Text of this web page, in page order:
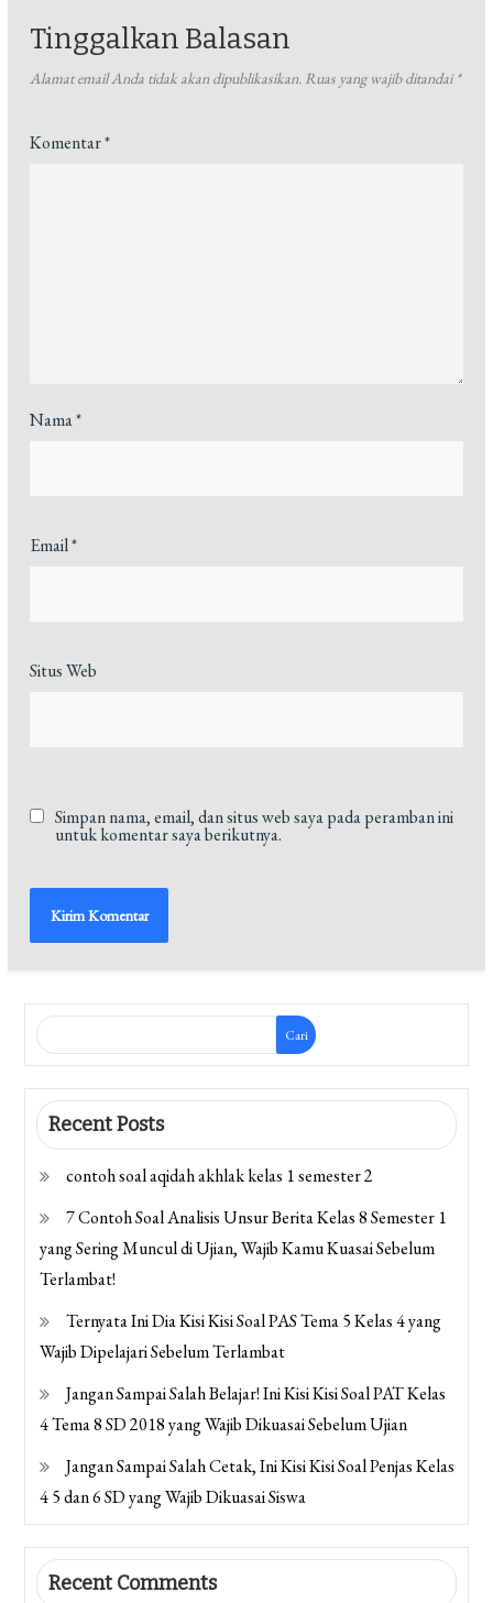
Tinggalkan Balasan
Alamat email Anda tidak akan dipublikasikan. Ruas yang wajib ditandai *
Komentar*
Nama*
Email*
Situs Web
Simpan nama, email, dan situs web saya pada peramban ini
untuk komentar saya berikutnya.
Cari
Recent Posts
contoh soal aqidah akhlak kelas 1 semester 2
7 Contoh Soal Analisis Unsur Berita Kelas 8 Semester 1
yang Sering Muncul di Ujian, Wajib Kamu Kuasai Sebelum
Terlambat!
Ternyata Ini Dia Kisi Kisi Soal PAS Tema 5 Kelas 4 yang
Wajib Dipelajari Sebelum Terlambat
Jangan Sampai Salah Belajar! Ini Kisi Kisi Soal PAT Kelas
4 Tema 8 SD 2018 yang Wajib Dikuasai Sebelum Ujian
Jangan Sampai Salah Cetak, Ini Kisi Kisi Soal Penjas Kelas
4 5 dan 6 SD yang Wajib Dikuasai Siswa
Recent Comments